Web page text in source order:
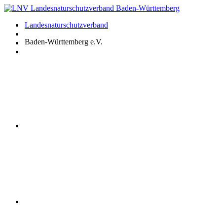
Zum
springenLandesnaturschutzverband
Baden-Württemberg e.V.